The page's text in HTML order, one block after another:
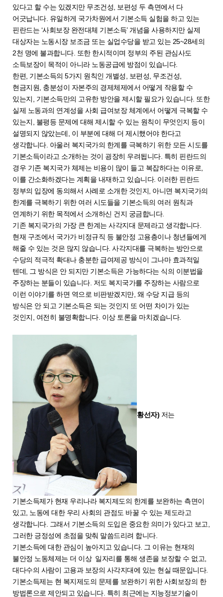
있다고 할 수는 있겠지만 무조건성, 보편성 두 측면에서 다
어긋납니다. 유일하게 국가차원에서 기본소득 실험을 하고 있는
핀란드는 ‘사회보장 완전대체 기본소득’ 개념을 사용하지만 실제
대상자는 노동시장 보조금 또는 실업수당을 받고 있는 25~28세의
2천 명에 불과합니다. 또한 한시적이며 정부의 주된 관심사도
소득보장이 목적이 아니라 노동공급에 방점이 있습니다.
한편, 기본소득의 5가지 원칙인 개별성, 보편성, 무조건성,
현금지원, 충분성이 자본주의 경제체제에서 어떻게 작용할 수
있는지, 기본소득만의 고유한 방안을 제시할 필요가 있습니다. 또한
실제 노동과의 연계성을 사회 급여보장 체계에서 어떻게 극복할 수
있는지, 불평등 문제에 대해 제시할 수 있는 원칙이 무엇인지 등이
설명되지 않았는데, 이 부분에 대해 더 제시했어야 한다고
생각합니다. 아울러 복지국가의 한계를 극복하기 위한 모든 시도를
기본소득이라고 소개하는 것이 굉장히 우려됩니다. 특히 핀란드의
경우 기존 복지국가 체제는 비용이 많이 들고 복잡하다는 이유로,
이를 간소화하겠다는 계획을 내재하고 있습니다. 이러한 핀란드
정부의 입장에 동의해서 사례로 소개한 것인지, 아니면 복지국가의
한계를 극복하기 위한 여러 시도들을 기본소득의 여러 원칙과
연계하기 위한 목적에서 소개하신 건지 궁금합니다.
기존 복지국가의 가장 큰 한계는 사각지대 문제라고 생각합니다.
현재 구조에서 국가가 비정규직 등 불안정 고용층이나 청년들에게
해줄 수 있는 것은 많지 않습니다. 사각지대를 극복하는 방안으로
수당의 적극적 확대나 충분한 급여제공 방식이 그나마 효과적일
텐데, 그 방식은 안 되지만 기본소득은 가능하다는 식의 이분법을
주장하는 분들이 있습니다. 저도 복지국가를 주장하는 사람으로
이런 이야기를 하면 역으로 비판받겠지만, 왜 수당 지급 등의
방식은 안 되고 기본소득은 되는 것인지 또 어떤 차이가 있는
것인지, 여전히 불명확합니다. 이상 토론을 마치겠습니다.
황선자) 저는
기본소득제가 현재 우리나라 복지제도의 한계를 보완하는 측면이
있고, 노동에 대한 우리 사회의 관점도 바꿀 수 있는 제도라고
생각합니다. 그래서 기본소득의 도입은 중요한 의미가 있다고 보고,
그러한 긍정성에 초점을 맞춰 말씀드리려 합니다.
기본소득에 대한 관심이 높아지고 있습니다. 그 이유는 현재의
불안정 노동체제는 더 이상 일자리를 통해 생존을 보장할 수 없고,
대다수의 사람이 고용과 보장의 사각지대에 있는 현실 때문입니다.
기본소득제는 현 복지제도의 문제를 보완하기 위한 사회보장의 한
방법론으로 제안되고 있습니다. 특히 최근에는 지능정보기술이